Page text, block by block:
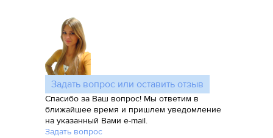
Задать вопрос или оставить отзыв
Спасибо за Ваш вопрос! Мы ответим в
ближайшее время и пришлем уведомление
на указанный Вами e-mail.
Задать вопрос